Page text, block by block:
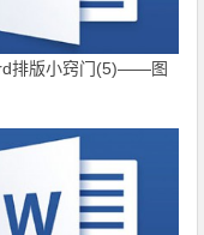
排版小窍门(5)——图